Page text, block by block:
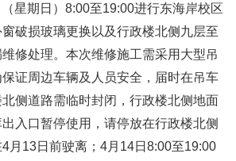
星期日）8:00至19:00进行东海岸校区
破损玻璃更换以及行政楼北侧九层至
修处理。本次维修施工需采用大型吊
证周边车辆及人员安全，届时在吊车
侧道路需临时封闭，行政楼北侧地面
入口暂停使用，请停放在行政楼北侧
月13日前驶离；4月14日8:00至19:00